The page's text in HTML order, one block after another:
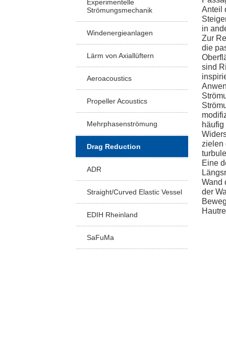
Experimentelle
Strömungsmechanik
Windenergieanlagen
Lärm von Axiallüftern
Aeroacoustics
Propeller Acoustics
Mehrphasenströmung
Drag Reduction
ADR
Straight/Curved Elastic Vessel
EDIH Rheinland
SaFuMa
Anteil
in
Zur
die
sind
zielen
Eine
Wand
der